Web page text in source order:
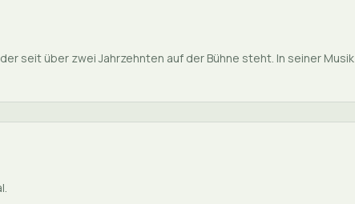
seit über zwei Jahrzehnten auf der Bühne steht. In seiner Musik